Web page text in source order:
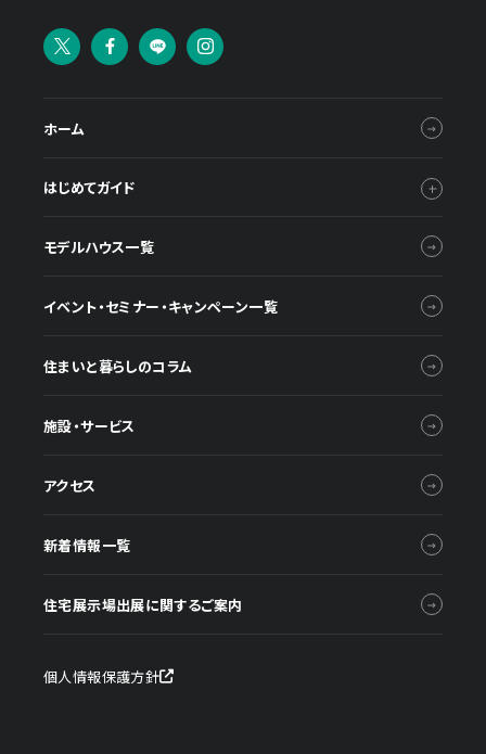
ホーム
はじめてガイド
モデルハウス一覧
イベント・セミナー・キャンペーン一覧
住まいと暮らしのコラム
施設・サービス
アクセス
新着情報一覧
住宅展示場出展に関するご案内
個人情報保護方針